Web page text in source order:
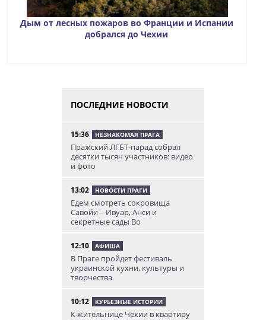
Дым от лесных пожаров во Франции и Испании
добрался до Чехии
ПОСЛЕДНИЕ НОВОСТИ
15:36 НЕЗНАКОМАЯ ПРАГА
Пражский ЛГБТ-парад собрал
десятки тысяч участников: видео
и фото
13:02 НОВОСТИ ПРАГИ
Едем смотреть сокровища
Савойи – Ивуар, Анси и
секретные сады Во
12:10 АФИША
В Праге пройдет фестиваль
украинской кухни, культуры и
творчества
10:12 КУРЬЕЗНЫЕ ИСТОРИИ
К жительнице Чехии в квартиру